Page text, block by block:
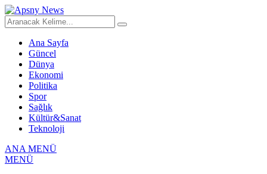
Ana Sayfa
Güncel
Dünya
Ekonomi
Politika
Spor
Sağlık
Kültür&Sanat
Teknoloji
ANA MENÜ
MENÜ